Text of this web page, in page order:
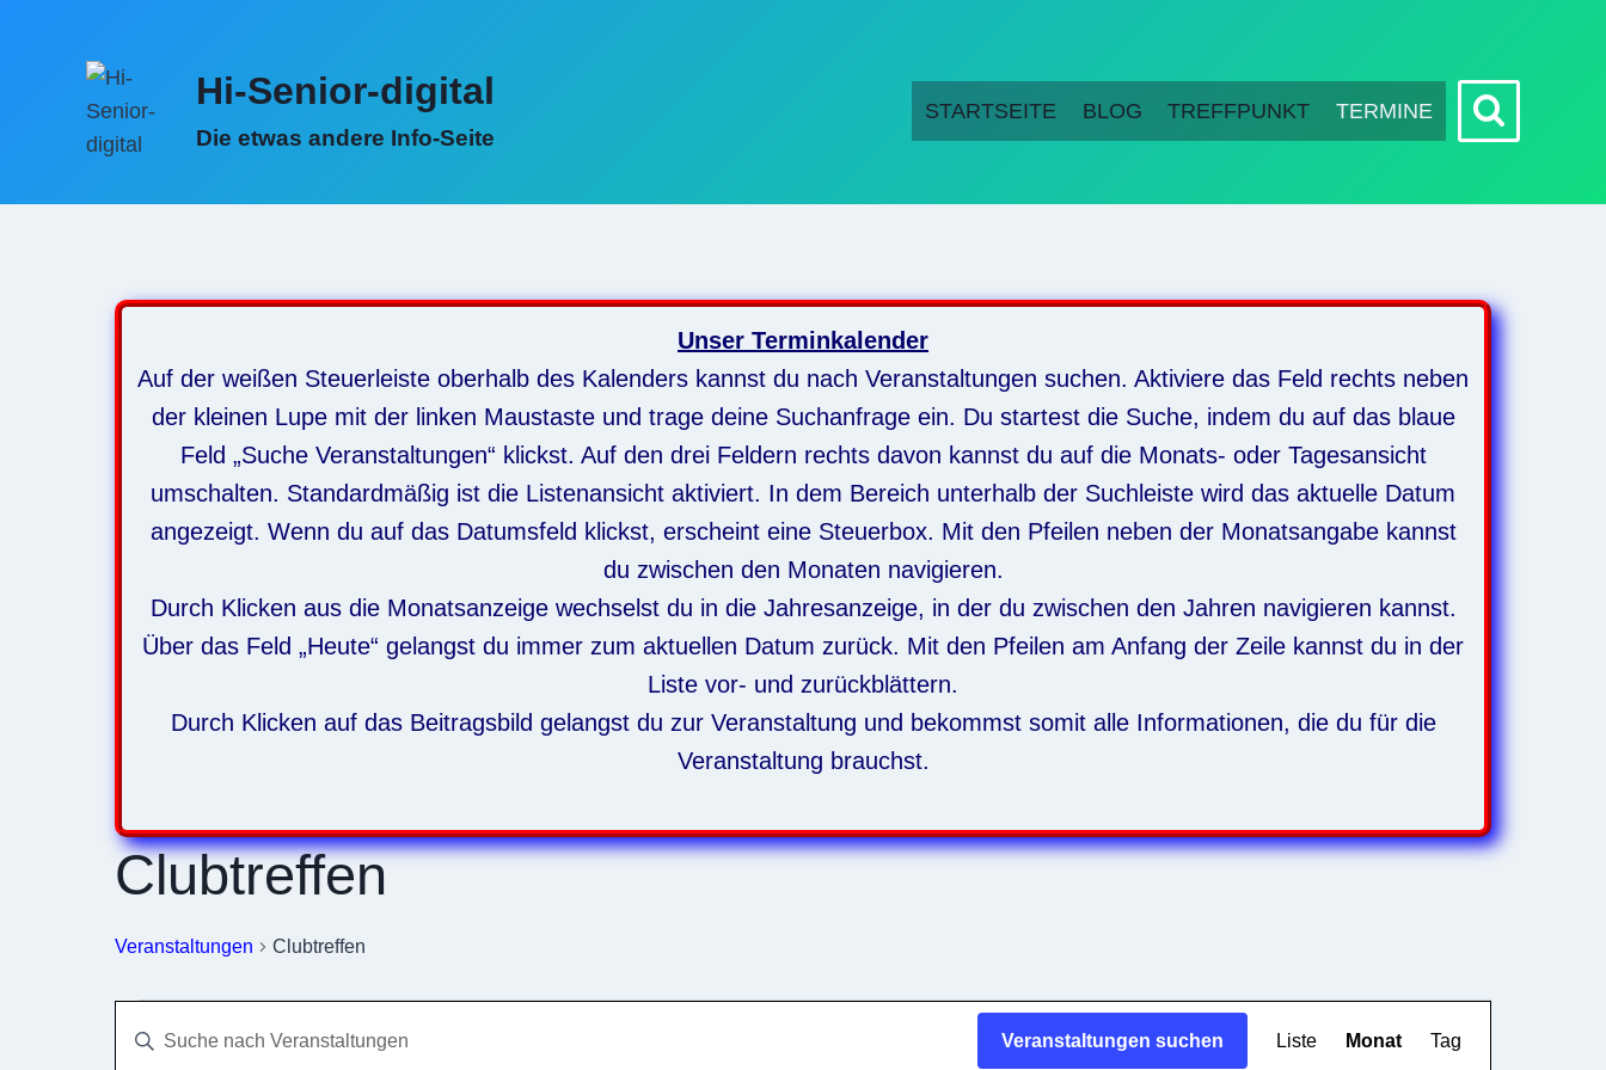
Hi-Senior-digital
Die etwas andere Info-Seite
STARTSEITE BLOG TREFFPUNKT TERMINE
Unser Terminkalender
Auf der weißen Steuerleiste oberhalb des Kalenders kannst du nach Veranstaltungen suchen. Aktiviere das Feld rechts neben
der kleinen Lupe mit der linken Maustaste und trage deine Suchanfrage ein. Du startest die Suche, indem du auf das blaue
Feld „Suche Veranstaltungen“ klickst. Auf den drei Feldern rechts davon kannst du auf die Monats- oder Tagesansicht
umschalten. Standardmäßig ist die Listenansicht aktiviert. In dem Bereich unterhalb der Suchleiste wird das aktuelle Datum
angezeigt. Wenn du auf das Datumsfeld klickst, erscheint eine Steuerbox. Mit den Pfeilen neben der Monatsangabe kannst
du zwischen den Monaten navigieren.
Durch Klicken aus die Monatsanzeige wechselst du in die Jahresanzeige, in der du zwischen den Jahren navigieren kannst.
Über das Feld „Heute“ gelangst du immer zum aktuellen Datum zurück. Mit den Pfeilen am Anfang der Zeile kannst du in der
Liste vor- und zurückblättern.
Durch Klicken auf das Beitragsbild gelangst du zur Veranstaltung und bekommst somit alle Informationen, die du für die
Veranstaltung brauchst.
Clubtreffen
Veranstaltungen Clubtreffen
Veranstaltungen
Veranstaltungen
Bitte
Veranstaltungen suchen Liste Monat Tag